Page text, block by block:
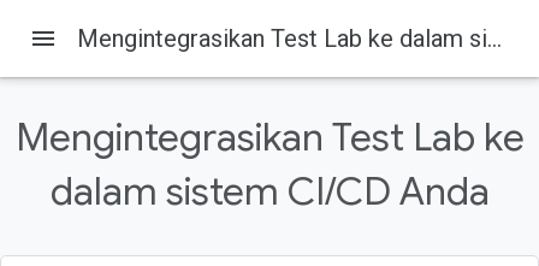
Firebase Firebase Codelabs
Pada halaman ini
menu Mengintegrasikan Test Lab ke dalam sistem CI/CD Anda
Mengintegrasikan Test Lab ke
dalam sistem CI/CD Anda